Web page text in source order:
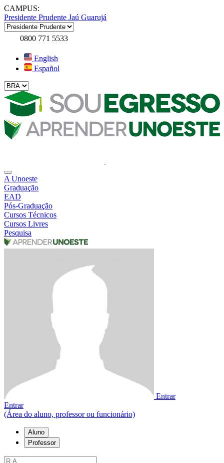
CAMPUS:
Presidente Prudente Jaú Guarujá
0800 771 5533
English
Español
A Unoeste
Graduação
EAD
Pós-Graduação
Cursos Técnicos
Cursos Livres
Pesquisa
Entrar
Entrar
(Área do aluno, professor ou funcionário)
Aluno
Professor